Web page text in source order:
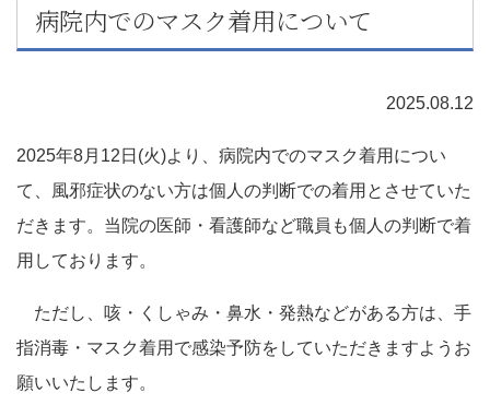
病院内でのマスク着用について
2025.08.12
2025年8月12日(火)より、病院内でのマスク着用につい
て、風邪症状のない方は個人の判断での着用とさせていた
だきます。当院の医師・看護師など職員も個人の判断で着
用しております。
ただし、咳・くしゃみ・鼻水・発熱などがある方は、手
指消毒・マスク着用で感染予防をしていただきますようお
願いいたします。